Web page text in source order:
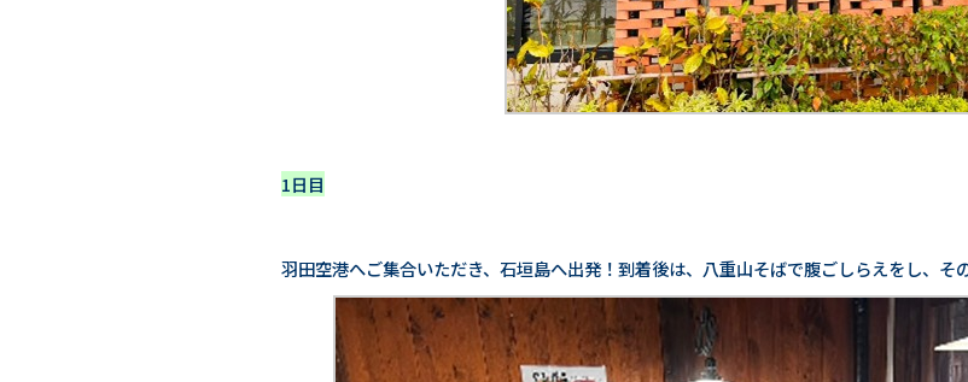
1日目
羽田空港へご集合いただき、石垣島へ出発！到着後は、八重山そばで腹ごしらえをし、そ